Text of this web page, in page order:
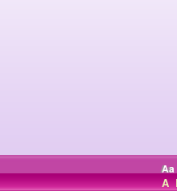
Aa
A